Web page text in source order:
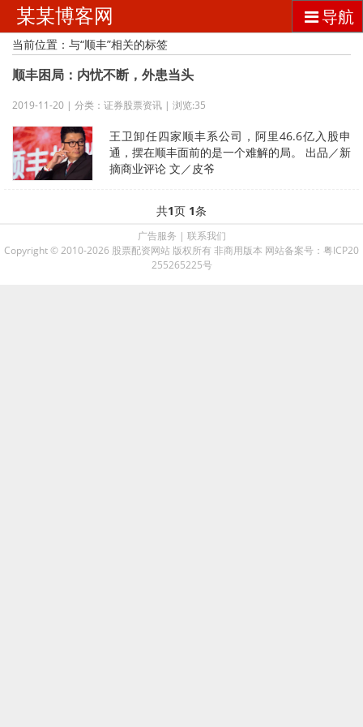
某某博客网 导航
当前位置：与“顺丰”相关的标签
顺丰困局：内忧不断，外患当头
2019-11-20 | 分类：证券股票资讯 | 浏览:35
王卫卸任四家顺丰系公司，阿里46.6亿入股申
通，摆在顺丰面前的是一个难解的局。 出品／新
摘商业评论 文／皮爷
共1页 1条
广告服务 | 联系我们
Copyright © 2010-2026 股票配资网站 版权所有 非商用版本 网站备案号： 粤ICP20
255265225号